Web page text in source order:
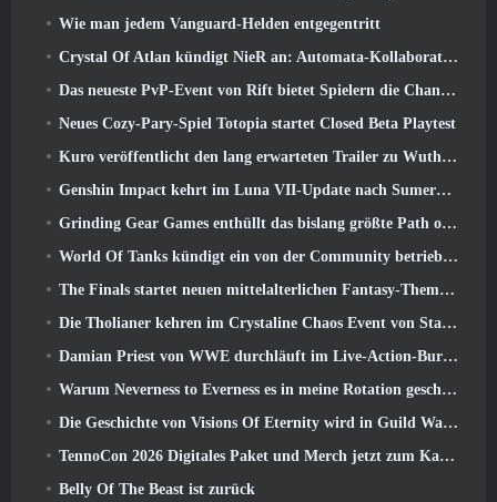
Wie man jedem Vanguard-Helden entgegentritt
Crystal Of Atlan kündigt NieR an: Automata-Kollaborationsveranstaltung
Das neueste PvP-Event von Rift bietet Spielern die Chance, bis zu zu gewinnen 4000 Credits und ein neuer Titel
Neues Cozy-Pary-Spiel Totopia startet Closed Beta Playtest
Kuro veröffentlicht den lang erwarteten Trailer zu Wuthering Waves Cyberpunk: Edgerunners Crossover
Genshin Impact kehrt im Luna VII-Update nach Sumeru zurück
Grinding Gear Games enthüllt das bislang größte Path of Exile II-Update, Rückkehr der Alten
World Of Tanks kündigt ein von der Community betriebenes WARRIORS-Turnier an
The Finals startet neuen mittelalterlichen Fantasy-Themenmodus „Dragon’s Claim“
Die Tholianer kehren im Crystaline Chaos Event von Star Trek Online zurück
Damian Priest von WWE durchläuft im Live-Action-Burst-Fest-Trailer von Delta Force eine Ausbildung im „The Loot Camp“.
Warum Neverness to Everness es in meine Rotation geschafft hat, Zur Zeit
Die Geschichte von Visions Of Eternity wird in Guild Wars fortgesetzt 2 Nächste Woche
TennoCon 2026 Digitales Paket und Merch jetzt zum Kauf verfügbar
Belly Of The Beast ist zurück